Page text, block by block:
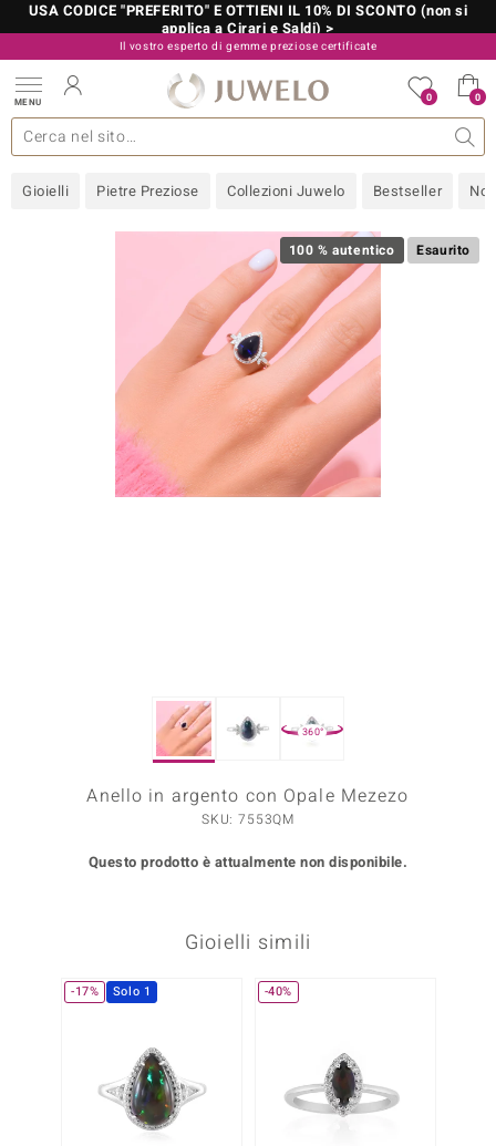
USA CODICE "PREFERITO" E OTTIENI IL 10% DI SCONTO (non si
applica a Cirari e Saldi) >
Il vostro esperto di gemme preziose certificate
800 986 787
MENU 0 0
Gioielli Pietre Preziose Collezioni Juwelo Bestseller
gioielli Design Metallo prezioso Misure anelli
più importanti Pietre preziose per colore Pietre preziose
Informazioni generali Approfondimenti Consigli
Acquistare in diretta Juwelo
100 % autentico Esaurito
360°
Anello in argento con Opale Mezezo
SKU: 7553QM
Questo prodotto è attualmente non disponibile.
Gioielli simili
-17% Solo 1 -40%